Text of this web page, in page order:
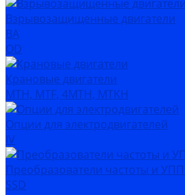
Взрывозащищенные двигатели
ВА
OD
Крановые двигатели
MTH, MTF, 4MTH, MTKH
Опции для электродвигателей
IV
Преобразователи частоты и УПП
SSD